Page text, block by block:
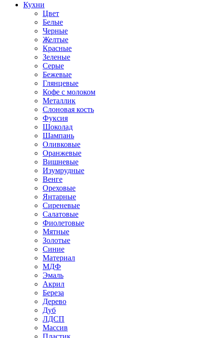
Кухни
Цвет
Белые
Черные
Желтые
Красные
Зеленые
Серые
Бежевые
Глянцевые
Кофе с молоком
Металлик
Слоновая кость
Фуксия
Шоколад
Шампань
Оливковые
Оранжевые
Вишневые
Изумрудные
Венге
Ореховые
Янтарные
Сиреневые
Салатовые
Фиолетовые
Мятные
Золотые
Синие
Материал
МДФ
Эмаль
Акрил
Береза
Дерево
Дуб
ЛДСП
Массив
Пластик